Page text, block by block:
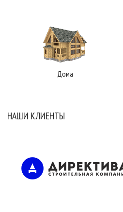
Дома
НАШИ КЛИЕНТЫ